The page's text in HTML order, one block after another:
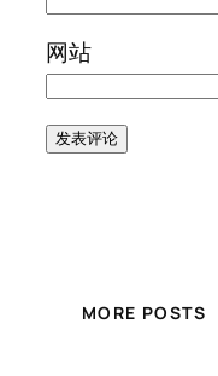
网站
MORE POSTS